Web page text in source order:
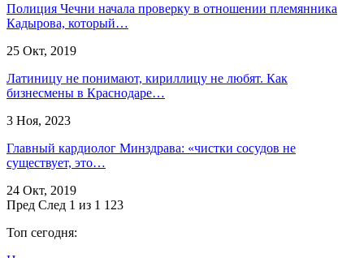
Полиция Чечни начала проверку в отношении племянника
Кадырова, который…
25 Окт, 2019
Латиницу не понимают, кириллицу не любят. Как
бизнесмены в Краснодаре…
3 Ноя, 2023
Главный кардиолог Минздрава: «чистки сосудов не
существует, это…
24 Окт, 2019
Пред След 1 из 1 123
Топ сегодня: